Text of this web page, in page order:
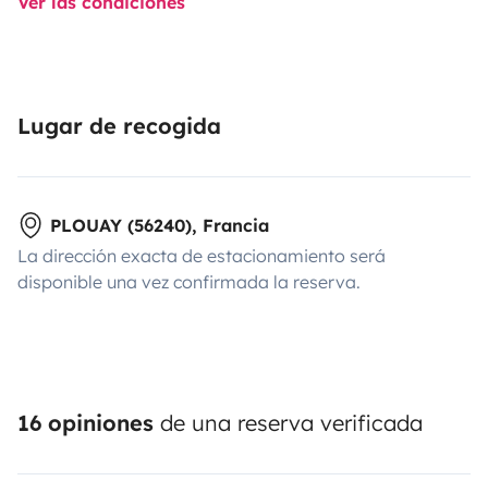
Lugar de recogida
PLOUAY (56240), Francia
La dirección exacta de estacionamiento será
disponible una vez confirmada la reserva.
16 opiniones de una reserva verificada